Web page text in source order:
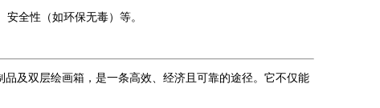
全性（如环保无毒）等。
及双层绘画箱，是一条高效、经济且可靠的途径。它不仅能